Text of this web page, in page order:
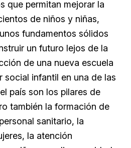
que permitan mejorar la
de niños y niñas,
fundamentos sólidos
un futuro lejos de la
de una nueva escuela
social infantil en una de las
país son los pilares de
también la formación de
sanitario, la
la atención